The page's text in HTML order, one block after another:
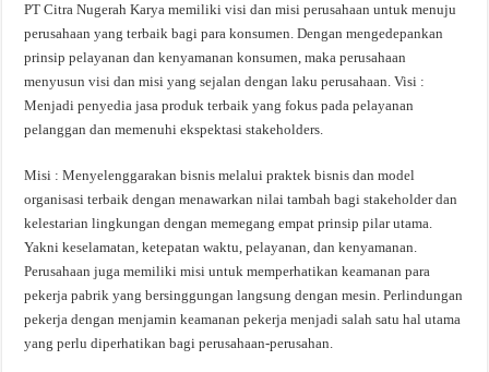
PT Citra Nugerah Karya memiliki visi dan misi perusahaan untuk menuju
perusahaan yang terbaik bagi para konsumen. Dengan mengedepankan
prinsip pelayanan dan kenyamanan konsumen, maka perusahaan
menyusun visi dan misi yang sejalan dengan laku perusahaan. Visi :
Menjadi penyedia jasa produk terbaik yang fokus pada pelayanan
pelanggan dan memenuhi ekspektasi stakeholders.
Misi : Menyelenggarakan bisnis melalui praktek bisnis dan model
organisasi terbaik dengan menawarkan nilai tambah bagi stakeholder dan
kelestarian lingkungan dengan memegang empat prinsip pilar utama.
Yakni keselamatan, ketepatan waktu, pelayanan, dan kenyamanan.
Perusahaan juga memiliki misi untuk memperhatikan keamanan para
pekerja pabrik yang bersinggungan langsung dengan mesin. Perlindungan
pekerja dengan menjamin keamanan pekerja menjadi salah satu hal utama
yang perlu diperhatikan bagi perusahaan-perusahan.